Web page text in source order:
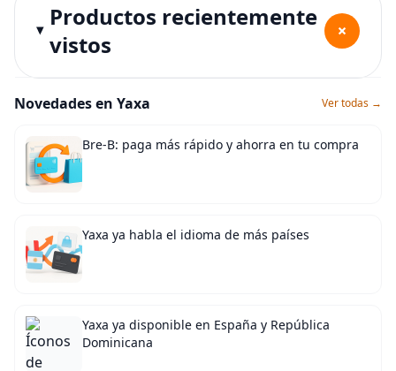
Productos recientemente
vistos
+
Novedades en Yaxa Ver todas →
Bre-B: paga más rápido y ahorra en tu compra
Yaxa ya habla el idioma de más países
Yaxa ya disponible en España y República
Dominicana